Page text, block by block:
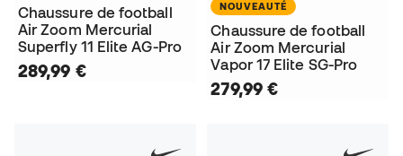
Chaussure de football
Air Zoom Mercurial
Superfly 11 Elite AG-Pro
289,99 €
NOUVEAUTÉ
Chaussure de football
Air Zoom Mercurial
Vapor 17 Elite SG-Pro
279,99 €